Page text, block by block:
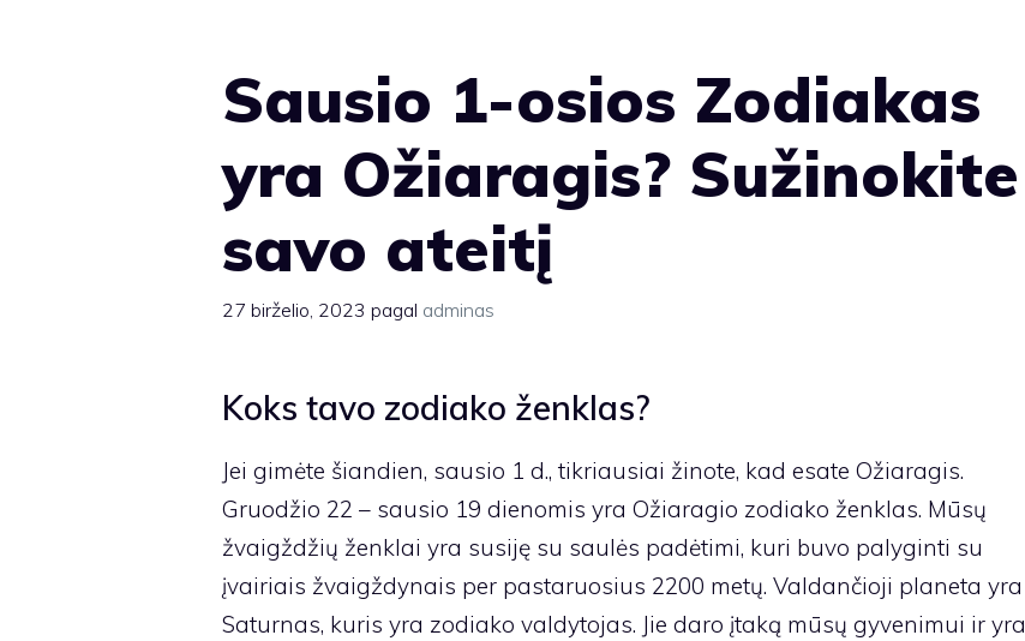
Sausio 1-osios Zodiakas
yra Ožiaragis? Sužinokite
savo ateitį
27 birželio, 2023 pagal adminas
Koks tavo zodiako ženklas?
Jei gimėte šiandien, sausio 1 d., tikriausiai žinote, kad esate Ožiaragis.
Gruodžio 22 – sausio 19 dienomis yra Ožiaragio zodiako ženklas. Mūsų
žvaigždžių ženklai yra susiję su saulės padėtimi, kuri buvo palyginti su
įvairiais žvaigždynais per pastaruosius 2200 metų. Valdančioji planeta yra
Saturnas, kuris yra zodiako valdytojas. Jie daro įtaką mūsų gyvenimui ir yra